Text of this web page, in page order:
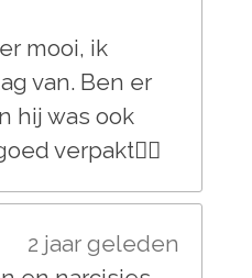
mooi, ik
van. Ben er
hij was ook
verpakt👍🏻
2 jaar geleden